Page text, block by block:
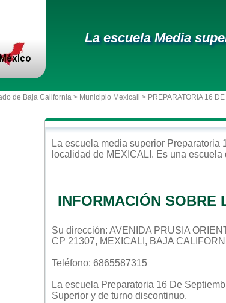
La escuela Media
de Baja California > Municipio Mexicali > PREPARATORIA 16
La escuela media superior Preparatoria
localidad de MEXICALI . Es una escuela
INFORMACIÓN SOBRE
Su dirección: AVENIDA PRUSIA
CP 21307, MEXICALI, BAJA
Teléfono: 6865587315
La escuela Preparatoria 16 De
Superior y de turno discontinuo.